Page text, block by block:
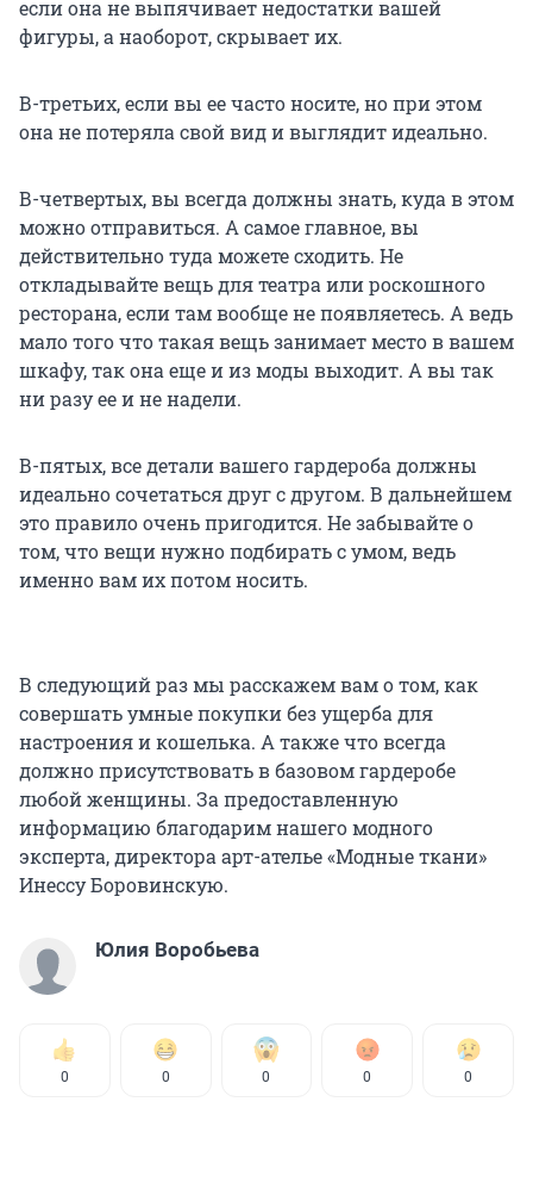
если она не выпячивает недостатки вашей
фигуры, а наоборот, скрывает их.
В-третьих, если вы ее часто носите, но при этом
она не потеряла свой вид и выглядит идеально.
В-четвертых, вы всегда должны знать, куда в этом
можно отправиться. А самое главное, вы
действительно туда можете сходить. Не
откладывайте вещь для театра или роскошного
ресторана, если там вообще не появляетесь. А ведь
мало того что такая вещь занимает место в вашем
шкафу, так она еще и из моды выходит. А вы так
ни разу ее и не надели.
В-пятых, все детали вашего гардероба должны
идеально сочетаться друг с другом. В дальнейшем
это правило очень пригодится. Не забывайте о
том, что вещи нужно подбирать с умом, ведь
именно вам их потом носить.
В следующий раз мы расскажем вам о том, как
совершать умные покупки без ущерба для
настроения и кошелька. А также что всегда
должно присутствовать в базовом гардеробе
любой женщины. За предоставленную
информацию благодарим нашего модного
эксперта, директора арт-ателье «Модные ткани»
Инессу Боровинскую.
Юлия Воробьева
0 0 0 0 0